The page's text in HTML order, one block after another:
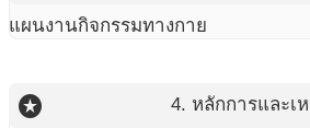
แผนงานกิจกรรมทางกาย
stars 4. หลักการและ